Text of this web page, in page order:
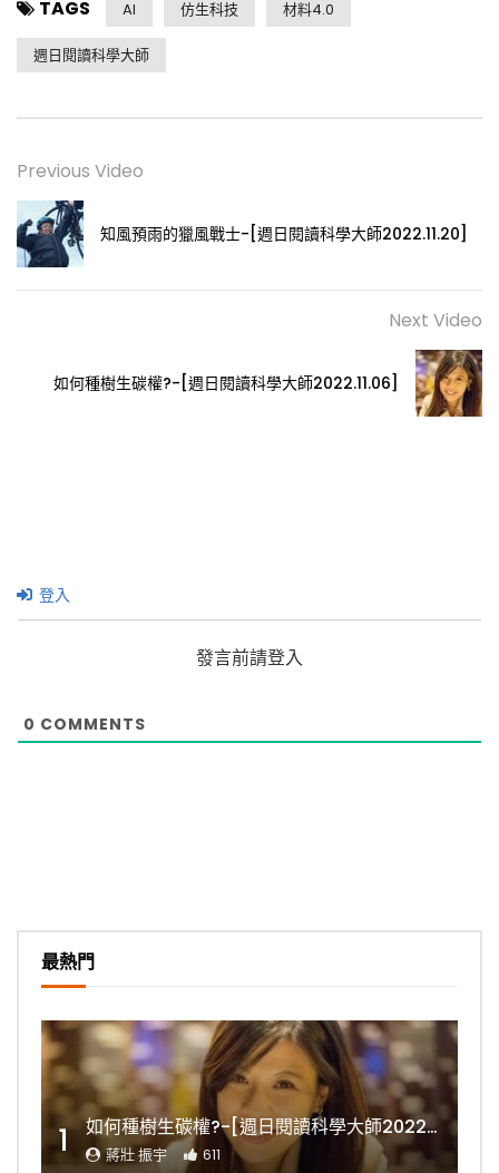
TAGS AI 仿生科技 材料4.0
週日閱讀科學大師
Previous Video
知風預雨的獵風戰士-[週日閱讀科學大師2022.11.20]
Next Video
如何種樹生碳權?-[週日閱讀科學大師2022.11.06]
登入
發言前請登入
0 COMMENTS
最熱門
1 如何種樹生碳權?-[週日閱讀科學大師2022.11.06]
蔣壯 振宇 611